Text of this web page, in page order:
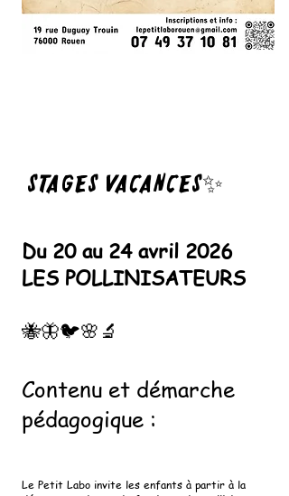
STAGES VACANCES✨
Du 20 au 24 avril 2026
LES POLLINISATEURS
🐝🦋🐦🌸🔬
Contenu et démarche
pédagogique :
Le Petit Labo invite les enfants à partir à la